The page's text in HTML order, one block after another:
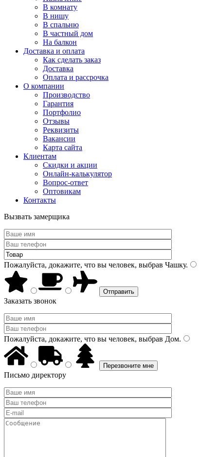
В комнату
В нишу
В спальню
В частный дом
На балкон
Доставка и оплата
Как сделать заказ
Доставка
Оплата и рассрочка
О компании
Производство
Гарантия
Портфолио
Отзывы
Реквизиты
Вакансии
Карта сайта
Клиентам
Скидки и акции
Онлайн-калькулятор
Вопрос-ответ
Оптовикам
Контакты
Вызвать замерщика
Пожалуйста, докажите, что вы человек, выбрав Чашку.
Заказать звонок
Пожалуйста, докажите, что вы человек, выбрав Дом.
Письмо директору